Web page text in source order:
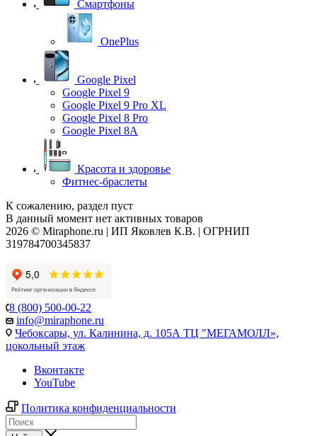
Смартфоны
OnePlus
Google Pixel
Google Pixel 9
Google Pixel 9 Pro XL
Google Pixel 8 Pro
Google Pixel 8A
Красота и здоровье
Фитнес-браслеты
К сожалению, раздел пуст
В данный момент нет активных товаров
2026 © Miraphone.ru | ИП Яковлев К.В. | ОГРНИП
319784700345837
8 (800) 500-00-22
info@miraphone.ru
Чебоксары, ул. Калинина, д. 105А ТЦ "МЕГАМОЛЛ»,
цокольный этаж
Вконтакте
YouTube
Политика конфиденциальности